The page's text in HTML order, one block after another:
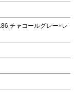
チャコールグレー×レ